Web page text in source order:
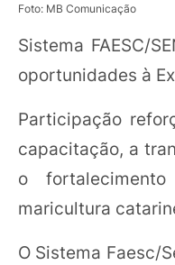
Foto: MB Comunicação
Sistema FAESC/
oportunidades à
Participação
capacitação, a
o
maricultura
O Sistema Faesc/